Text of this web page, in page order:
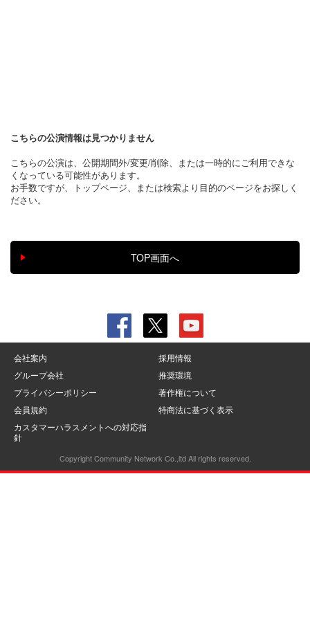
こちらの公演情報は見つかりません
こちらの公演は、公開期間外/変更/削除、または一時的にご利用できな
くなっている可能性があります。
お手数ですが、トップページ、または検索より目的のページをお探しく
ださい。
会社案内
採用情報
グループ会社
推奨環境
プライバシーポリシー
著作権について
会員規約
特商法に基づく表示
カスタマーハラスメントへの対応指
針
Copyright Community Network Co.,ltd All rights reserved.